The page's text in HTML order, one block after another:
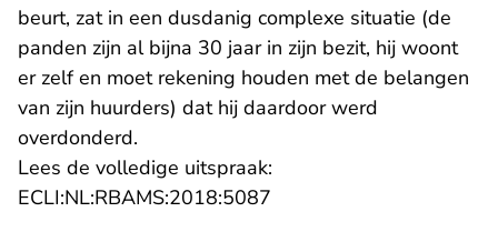
beurt, zat in een dusdanig complexe situatie (de
panden zijn al bijna 30 jaar in zijn bezit, hij woont
er zelf en moet rekening houden met de belangen
van zijn huurders) dat hij daardoor werd
overdonderd.
Lees de volledige uitspraak:
ECLI:NL:RBAMS:2018:5087